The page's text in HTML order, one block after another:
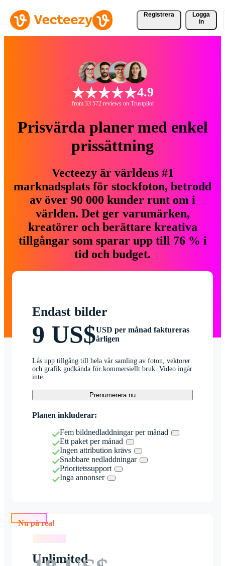
Registrera
Logga
in
4.9
from 33 572 reviews on Trustpilot
Prisvärda planer med enkel
prissättning
Vecteezy är världens #1
marknadsplats för stockfoton, betrodd
av över 90 000 kunder runt om i
världen. Det ger varumärken,
kreatörer och berättare kreativa
tillgångar som sparar upp till 76 % i
tid och budget.
Endast bilder
9 US$USD per månad faktureras
årligen
Lås upp tillgång till hela vår samling av foton, vektorer
och grafik godkända för kommersiellt bruk. Video ingår
inte.
Prenumerera nu
Planen inkluderar:
Fem bildnedladdningar per månad
Ett paket per månad
Ingen attribution krävs
Snabbare nedladdningar
Prioritetssupport
Inga annonser
Nu på rea!
Unlimited